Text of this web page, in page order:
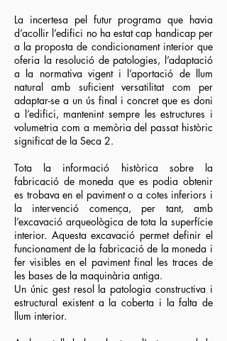
La incertesa pel futur programa que havia
d’acollir l’edifici no ha estat cap handicap per
a la proposta de condicionament interior que
oferia la resolució de patologies, l’adaptació
a la normativa vigent i l’aportació de llum
natural amb suficient versatilitat com per
adaptar-se a un ús final i concret que es doni
a l’edifici, mantenint sempre les estructures i
volumetria com a memòria del passat històric
significat de la Seca 2.
Tota la informació històrica sobre la
fabricació de moneda que es podia obtenir
es trobava en el paviment o a cotes inferiors i
la intervenció comença, per tant, amb
l’excavació arqueològica de tota la superfície
interior. Aquesta excavació permet definir el
funcionament de la fabricació de la moneda i
fer visibles en el paviment final les traces de
les bases de la maquinària antiga.
Un únic gest resol la patologia constructiva i
estructural existent a la coberta i la falta de
llum interior.